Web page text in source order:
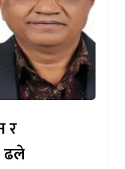
र
ढले